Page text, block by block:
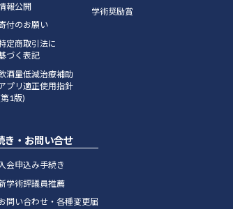
報公開
付のお願い
定商取引法に
づく表記
酒量低減治療補助
プリ適正使用指針
1版)
学術奨励賞
き・お問い合せ
会申込み手続き
学術評議員推薦
問い合わせ・各種変更届